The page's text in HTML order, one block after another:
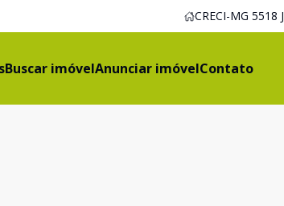
CRECI-MG 5518 J
Buscar imóvelAnunciar imóvelContato